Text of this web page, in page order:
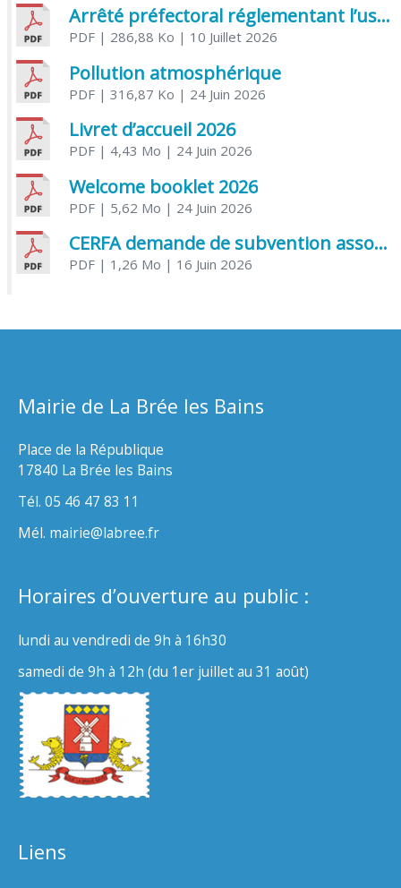
Arrêté préfectoral réglementant l’usage de l’eau
PDF| 286,88 Ko | 10 Juillet 2026
Pollution atmosphérique
PDF| 316,87 Ko | 24 Juin 2026
Livret d’accueil 2026
PDF| 4,43 Mo | 24 Juin 2026
Welcome booklet 2026
PDF| 5,62 Mo | 24 Juin 2026
CERFA demande de subvention association
PDF| 1,26 Mo | 16 Juin 2026
Mairie de La Brée les Bains
Place de la République
17840 La Brée les Bains
Tél. 05 46 47 83 11
Mél. mairie@labree.fr
Horaires d’ouverture au public :
lundi au vendredi de 9h à 16h30
samedi de 9h à 12h (du 1er juillet au 31 août)
Liens